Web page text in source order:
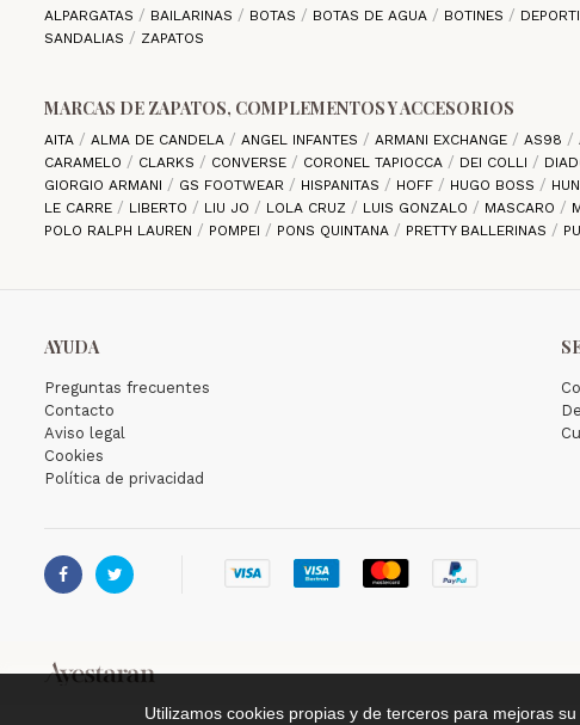
ALPARGATAS BAILARINAS BOTAS BOTAS DE AGUA BOTINES
SANDALIAS
ZAPATOS
MARCAS DE ZAPATOS, COMPLEMENTOS Y ACCESORIOS
AITA ALMA DE CANDELA ANGEL INFANTES ARMANI EXCHANGE AS98
CARAMELO
CLARKS CONVERSE CORONEL TAPIOCCA DEI COLLI
GIORGIO ARMANI
GS FOOTWEAR HISPANITAS HOFF HUGO BOSS
LE CARRE
LIBERTO LIU JO LOLA CRUZ LUIS GONZALO MASCARO
POLO RALPH LAUREN
POMPEI PONS QUINTANA PRETTY BALLERINAS
AYUDA
Preguntas frecuentes
Contacto
Aviso legal
Cookies
Política de privacidad
Utilizamos cookies propias y de terceros para mejoras
 